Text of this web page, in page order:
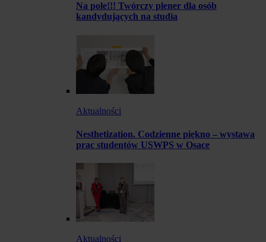
Na pole!!! Twórczy plener dla osób
kandydujących na studia
Aktualności
Nesthetization. Codzienne piękno – wystawa
prac studentów USWPS w Osace
Aktualności